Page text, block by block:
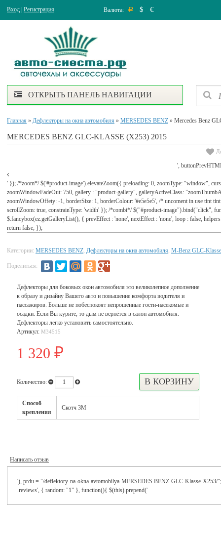
Вход Регистрация Валюта: Р $ €
ОТКРЫТЬ ПАНЕЛЬ НАВИГАЦИИ
Главная » Дефлекторы на окна автомобиля » MERSEDES BENZ » Mercedes Benz
MERCEDES BENZ GLC-KLASSE (X253) 2015
',
' }); /*zoom*/ $('#product-image').elevateZoom({ preloading: 0, zoomType: "window",
zoomWindowFadeOut: 750, gallery : "product-gallery", galleryActiveClass:
zoomWindowOffety: -1, borderSize: 1, borderColour: '#e5e5e5', /* uncoment in use tint
scrollZoom: true, constrainType: 'width' }); /*combi*/ $("#product-image").bind("click",
$.fancybox(ez.getGalleryList(), { prevEffect : 'none', nextEffect : 'none', loop : false,
return false; });
Категории: MERSEDES BENZ, Дефлекторы на окна автомобиля, M-Benz GLC-Klasse
Поделиться:
Дефлекторы для боковых окон автомобиля это великолепное дополнение
к образу и дизайну Вашего авто и повышение комфорта водителя и
пассажиров. Больше не побеспокоят непрошенные гости-насекомые и
осадки. Если Вы курите, то дым не вернётся в салон автомобиля.
Дефлекторы легко установить самостоятельно.
Артикул: M34515
1 320 ₽
Количество:
Способ
крепления
Скотч 3М
Написать отзыв
'), prdu = "/deflektory-na-okna-avtomobilya-MERSEDES BENZ-GLC-Klasse-X253/
.reviews', { random: "1" }, function(){ $(this).prepend('